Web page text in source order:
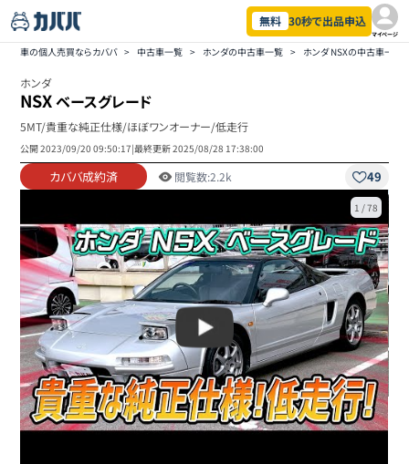
無料 30秒で出品申込
マイページ
車の個人売買ならカババ > 中古車一覧 > ホンダの中古車一覧 > ホンダ NSXの中古車一覧
ホンダ
NSXベースグレード
5MT/貴重な純正仕様/ほぼワンオーナー/低走行
公開2023/09/20 09:50:17|最終更新2025/08/28 17:38:00
カババ成約済 閲覧数:2.2k 49
1 /78